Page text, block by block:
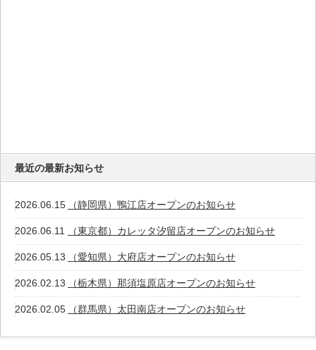
最近の最新お知らせ
2026.06.15 （静岡県）鴨江店オープンのお知らせ
2026.06.11 （東京都）カレッタ汐留店オープンのお知らせ
2026.05.13 （愛知県）大府店オープンのお知らせ
2026.02.13 （栃木県）那須塩原店オープンのお知らせ
2026.02.05 （群馬県）太田南店オープンのお知らせ